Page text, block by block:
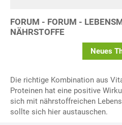
FORUM - FORUM -
NÄHRSTOFFE
Neues
Die richtige Kombination aus
Proteinen hat eine positive
sich mit nährstoffreichen
sollte sich hier austauschen.